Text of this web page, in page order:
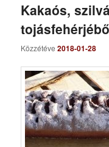
Kakaós,
Közzétéve2018-01-28